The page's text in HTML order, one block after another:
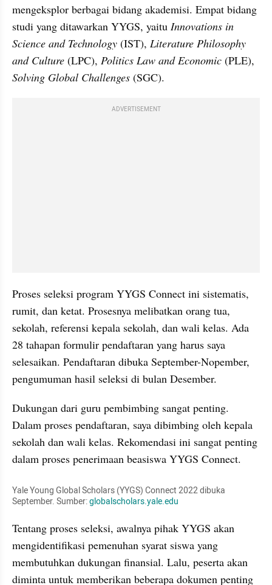
mengeksplor berbagai bidang akademisi. Empat bidang
studi yang ditawarkan YYGS, yaitu Innovations in
Science and Technology (IST), Literature Philosophy
and Culture (LPC), Politics Law and Economic
Solving Global Challenges (SGC).
ADVERTISEMENT
Proses seleksi program YYGS Connect ini sistematis,
rumit, dan ketat. Prosesnya melibatkan orang tua,
sekolah, referensi kepala sekolah, dan wali kelas. Ada
28 tahapan formulir pendaftaran yang harus saya
selesaikan. Pendaftaran dibuka September-Nopember,
pengumuman hasil seleksi di bulan Desember.
Dukungan dari guru pembimbing sangat penting.
Dalam proses pendaftaran, saya dibimbing oleh kepala
sekolah dan wali kelas. Rekomendasi ini sangat penting
dalam proses penerimaan beasiswa YYGS Connect.
Yale Young Global Scholars (YYGS) Connect 2022 dibuka
September. Sumber: globalscholars.yale.edu
Tentang proses seleksi, awalnya pihak YYGS akan
mengidentifikasi pemenuhan syarat siswa yang
membutuhkan dukungan finansial. Lalu, peserta akan
diminta untuk memberikan beberapa dokumen penting